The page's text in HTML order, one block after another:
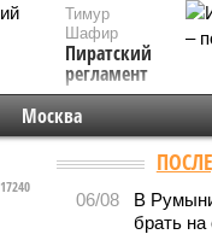
Тимур
Шафир
Пиратский
регламент
Москва
17240
06/08
В
брать